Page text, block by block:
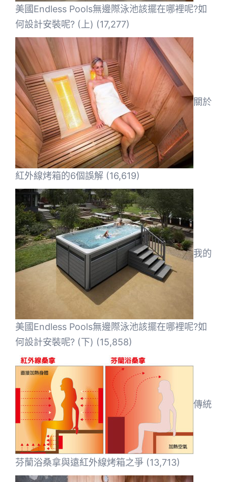
美國Endless Pools無邊際泳池該擺在哪裡呢?如
何設計安裝呢? (上) (17,277)
關於
紅外線烤箱的6個誤解 (16,619)
我的
美國Endless Pools無邊際泳池該擺在哪裡呢?如
何設計安裝呢? (下) (15,858)
傳統
芬蘭浴桑拿與遠紅外線烤箱之爭 (13,713)